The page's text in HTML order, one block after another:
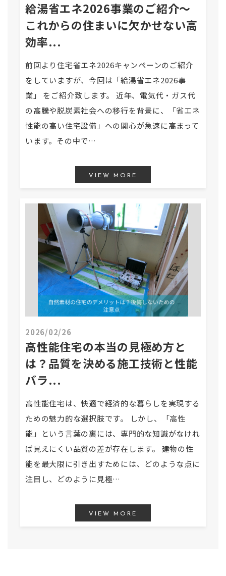
給湯省エネ2026事業のご紹介〜
これからの住まいに欠かせない高
効率...
前回より住宅省エネ2026キャンペーンのご紹介
をしていますが、今回は「給湯省エネ2026事
業」 をご紹介致します。 近年、電気代・ガス代
の高騰や脱炭素社会への移行を背景に、「省エネ
性能の高い住宅設備」への関心が急速に高まって
います。その中で…
VIEW MORE
2026/02/26
高性能住宅の本当の見極め方と
は？品質を決める施工技術と性能
バラ...
高性能住宅は、快適で経済的な暮らしを実現する
ための魅力的な選択肢です。 しかし、「高性
能」という言葉の裏には、専門的な知識がなけれ
ば見えにくい品質の差が存在します。 建物の性
能を最大限に引き出すためには、どのような点に
注目し、どのように見極…
VIEW MORE